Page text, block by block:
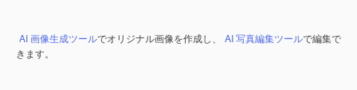
AI 画像生成ツールでオリジナル画像を作成し、 AI 写真編集ツールで編集で
きます。